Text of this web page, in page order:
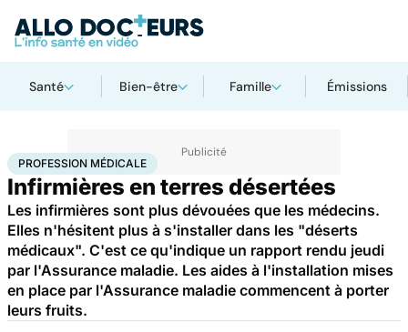
Santé Bien-être Famille Émissions
AccueilSantéProfession médicale
PROFESSION MÉDICALE
Infirmières en terres désertées
Les infirmières sont plus dévouées que les médecins.
Elles n'hésitent plus à s'installer dans les "déserts
médicaux". C'est ce qu'indique un rapport rendu jeudi
par l'Assurance maladie. Les aides à l'installation mises
en place par l'Assurance maladie commencent à porter
leurs fruits.